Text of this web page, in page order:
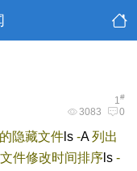
1#
3083 0
隐藏文件 ls -A列出
件修改时间排序 ls -